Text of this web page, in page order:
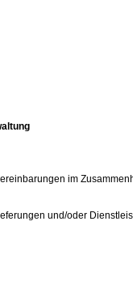
im
und/oder